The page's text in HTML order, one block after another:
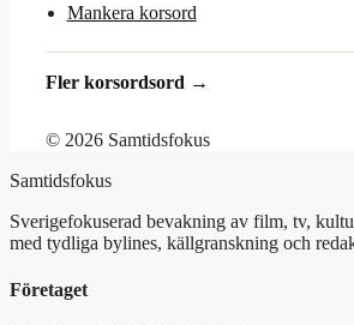
Mankera korsord
Fler korsordsord →
© 2026 Samtidsfokus
Samtidsfokus
Sverigefokuserad bevakning av film, tv,
med tydliga bylines, källgranskning och
Företaget